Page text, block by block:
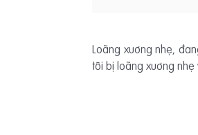
Loãng xuơng nhẹ,
tôi bị loãng xuơng nhẹ